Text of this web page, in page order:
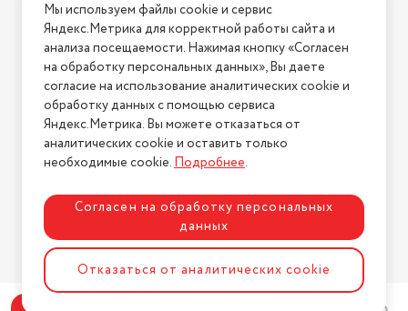
Условия возврата
Нашли ошибку на сайте? Напишите нам
2026 © Интернет-магазин "АстМаркет". У нас есть всё!
Политика конфиденциальности
Разработка сайтаASTDESIGN
Мы используем файлы cookie и сервис
Яндекс.Метрика для корректной работы сайта и
анализа посещаемости. Нажимая кнопку «Согласен
на обработку персональных данных», Вы даете
согласие на использование аналитических cookie и
обработку данных с помощью сервиса
Яндекс.Метрика. Вы можете отказаться от
аналитических cookie и оставить только
необходимые cookie.Подробнее.
Согласен на обработку персональных
данных
Отказаться от аналитических cookie